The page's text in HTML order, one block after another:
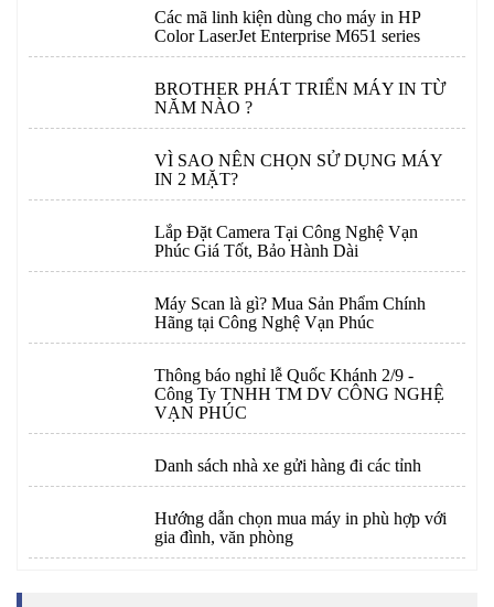
Các mã linh kiện dùng cho máy in HP
Color LaserJet Enterprise M651 series
BROTHER PHÁT TRIỂN MÁY IN TỪ
NĂM NÀO ?
VÌ SAO NÊN CHỌN SỬ DỤNG MÁY
IN 2 MẶT?
Lắp Đặt Camera Tại Công Nghệ Vạn
Phúc Giá Tốt, Bảo Hành Dài
Máy Scan là gì? Mua Sản Phẩm Chính
Hãng tại Công Nghệ Vạn Phúc
Thông báo nghỉ lễ Quốc Khánh 2/9 -
Công Ty TNHH TM DV CÔNG NGHỆ
VẠN PHÚC
Danh sách nhà xe gửi hàng đi các tỉnh
Hướng dẫn chọn mua máy in phù hợp với
gia đình, văn phòng